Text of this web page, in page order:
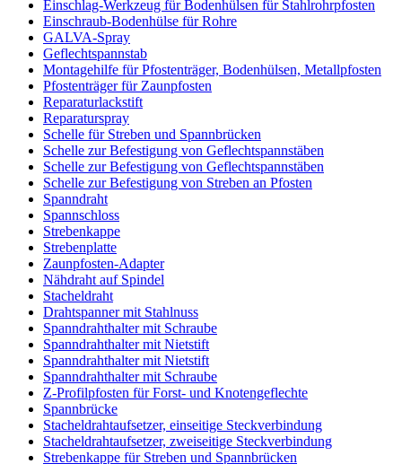
Einschlag-Werkzeug für Bodenhülsen für Stahlrohrpfosten
Einschraub-Bodenhülse für Rohre
GALVA-Spray
Geflechtspannstab
Montagehilfe für Pfostenträger, Bodenhülsen, Metallpfosten
Pfostenträger für Zaunpfosten
Reparaturlackstift
Reparaturspray
Schelle für Streben und Spannbrücken
Schelle zur Befestigung von Geflechtspannstäben
Schelle zur Befestigung von Geflechtspannstäben
Schelle zur Befestigung von Streben an Pfosten
Spanndraht
Spannschloss
Strebenkappe
Strebenplatte
Zaunpfosten-Adapter
Nähdraht auf Spindel
Stacheldraht
Drahtspanner mit Stahlnuss
Spanndrahthalter mit Schraube
Spanndrahthalter mit Nietstift
Spanndrahthalter mit Nietstift
Spanndrahthalter mit Schraube
Z-Profilpfosten für Forst- und Knotengeflechte
Spannbrücke
Stacheldrahtaufsetzer, einseitige Steckverbindung
Stacheldrahtaufsetzer, zweiseitige Steckverbindung
Strebenkappe für Streben und Spannbrücken